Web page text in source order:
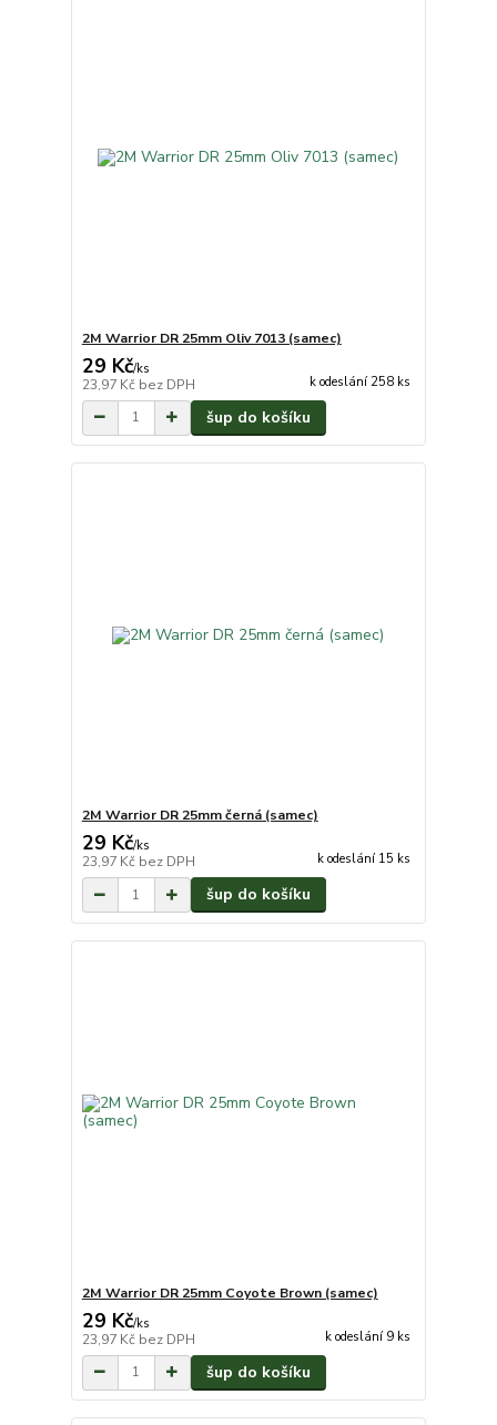
2M Warrior DR 25mm Oliv 7013 (samec)
29 Kč/ks
23,97 Kč bez DPH k odeslání 258 ks
šup do košíku
2M Warrior DR 25mm černá (samec)
29 Kč/ks
23,97 Kč bez DPH k odeslání 15 ks
šup do košíku
2M Warrior DR 25mm Coyote Brown (samec)
29 Kč/ks
23,97 Kč bez DPH k odeslání 9 ks
šup do košíku